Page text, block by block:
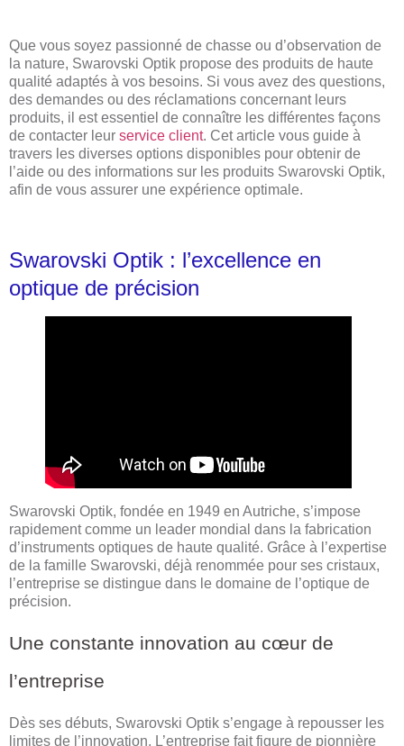
Que vous soyez passionné de chasse ou d’observation de
la nature, Swarovski Optik propose des produits de haute
qualité adaptés à vos besoins. Si vous avez des questions,
des demandes ou des réclamations concernant leurs
produits, il est essentiel de connaître les différentes façons
de contacter leur service client. Cet article vous guide à
travers les diverses options disponibles pour obtenir de
l’aide ou des informations sur les produits Swarovski Optik,
afin de vous assurer une expérience optimale.
Swarovski Optik : l’excellence en
optique de précision
Swarovski Optik, fondée en 1949 en Autriche, s’impose
rapidement comme un leader mondial dans la fabrication
d’instruments optiques de haute qualité. Grâce à l’expertise
de la famille Swarovski, déjà renommée pour ses cristaux,
l’entreprise se distingue dans le domaine de l’optique de
précision.
Une constante innovation au cœur de
l’entreprise
Dès ses débuts, Swarovski Optik s’engage à repousser les
limites de l’innovation. L’entreprise fait figure de pionnière